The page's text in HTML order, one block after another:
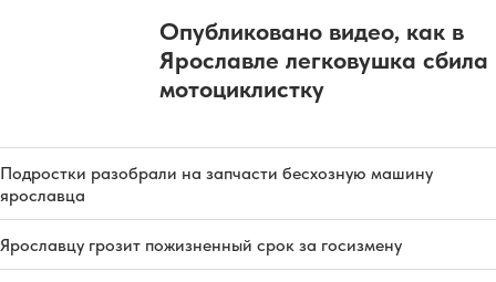
Опубликовано видео, как в
Ярославле легковушка сбила
мотоциклистку
Подростки разобрали на запчасти бесхозную машину
ярославца
Ярославцу грозит пожизненный срок за госизмену